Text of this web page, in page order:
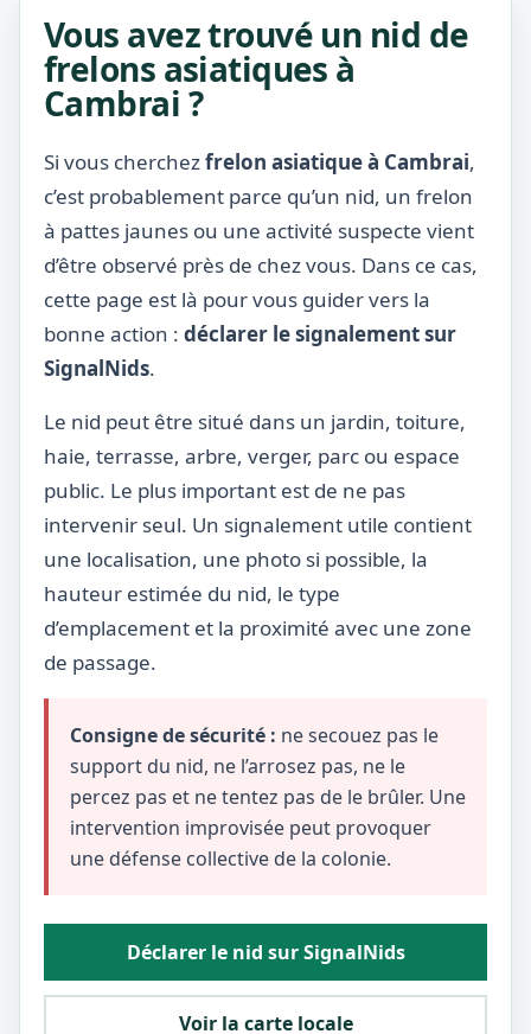
Vous avez trouvé un nid de
frelons asiatiques à
Cambrai ?
Si vous cherchezfrelon asiatique à Cambrai,
c’est probablement parce qu’un nid, un frelon
à pattes jaunes ou une activité suspecte vient
d’être observé près de chez vous. Dans ce cas,
cette page est là pour vous guider vers la
bonne action : déclarer le signalement sur
SignalNids.
Le nid peut être situé dans un jardin, toiture,
haie, terrasse, arbre, verger, parc ou espace
public. Le plus important est de ne pas
intervenir seul. Un signalement utile contient
une localisation, une photo si possible, la
hauteur estimée du nid, le type
d’emplacement et la proximité avec une zone
de passage.
Consigne de sécurité : ne secouez pas le
support du nid, ne l’arrosez pas, ne le
percez pas et ne tentez pas de le brûler. Une
intervention improvisée peut provoquer
une défense collective de la colonie.
Déclarer le nid sur SignalNids
Voir la carte locale